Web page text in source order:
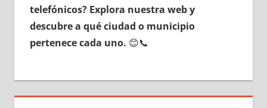
telefónicos? Explora nuestra web у
descubre а qué ciudad ο municipio
pertenece cada uno. 😊📞